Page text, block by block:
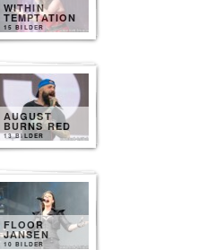
WITHIN
TEMPTATION
15 BILDER
AUGUST
BURNS RED
13 BILDER
FLOOR
JANSEN
10 BILDER